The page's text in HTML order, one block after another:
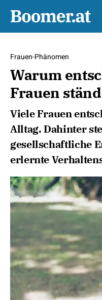
Frauen-Phänomen
Warum
Frauen
Viele Frauen
Alltag. Dahinter
gesellschaftliche
erlernte